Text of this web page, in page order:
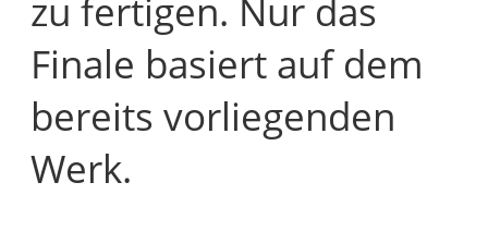
zu fertigen. Nur das
Finale basiert auf dem
bereits vorliegenden
Werk.